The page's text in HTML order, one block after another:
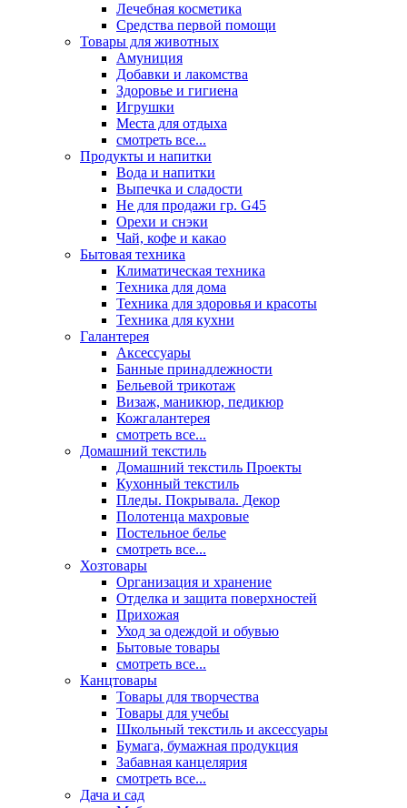
Лечебная косметика
Средства первой помощи
Товары для животных
Амуниция
Добавки и лакомства
Здоровье и гигиена
Игрушки
Места для отдыха
смотреть все...
Продукты и напитки
Вода и напитки
Выпечка и сладости
Не для продажи гр. G45
Орехи и снэки
Чай, кофе и какао
Бытовая техника
Климатическая техника
Техника для дома
Техника для здоровья и красоты
Техника для кухни
Галантерея
Аксессуары
Банные принадлежности
Бельевой трикотаж
Визаж, маникюр, педикюр
Кожгалантерея
смотреть все...
Домашний текстиль
Домашний текстиль Проекты
Кухонный текстиль
Пледы. Покрывала. Декор
Полотенца махровые
Постельное белье
смотреть все...
Хозтовары
Организация и хранение
Отделка и защита поверхностей
Прихожая
Уход за одеждой и обувью
Бытовые товары
смотреть все...
Канцтовары
Товары для творчества
Товары для учебы
Школьный текстиль и аксессуары
Бумага, бумажная продукция
Забавная канцелярия
смотреть все...
Дача и сад